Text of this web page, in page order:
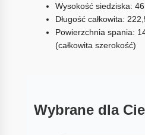
Wysokość siedziska:
Długość całkowita:
Powierzchnia spania:
(całkowita szerokość)
Wybrane dla